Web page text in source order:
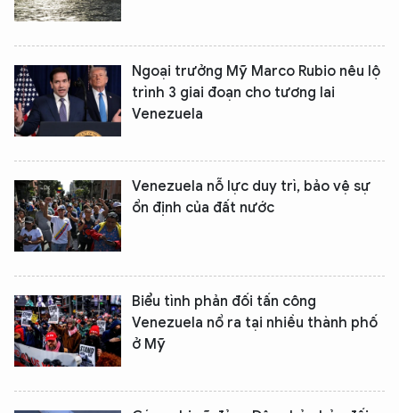
Ngoại trưởng Mỹ Marco Rubio nêu lộ
trình 3 giai đoạn cho tương lai
Venezuela
Venezuela nỗ lực duy trì, bảo vệ sự
ổn định của đất nước
Biểu tình phản đối tấn công
Venezuela nổ ra tại nhiều thành phố
ở Mỹ